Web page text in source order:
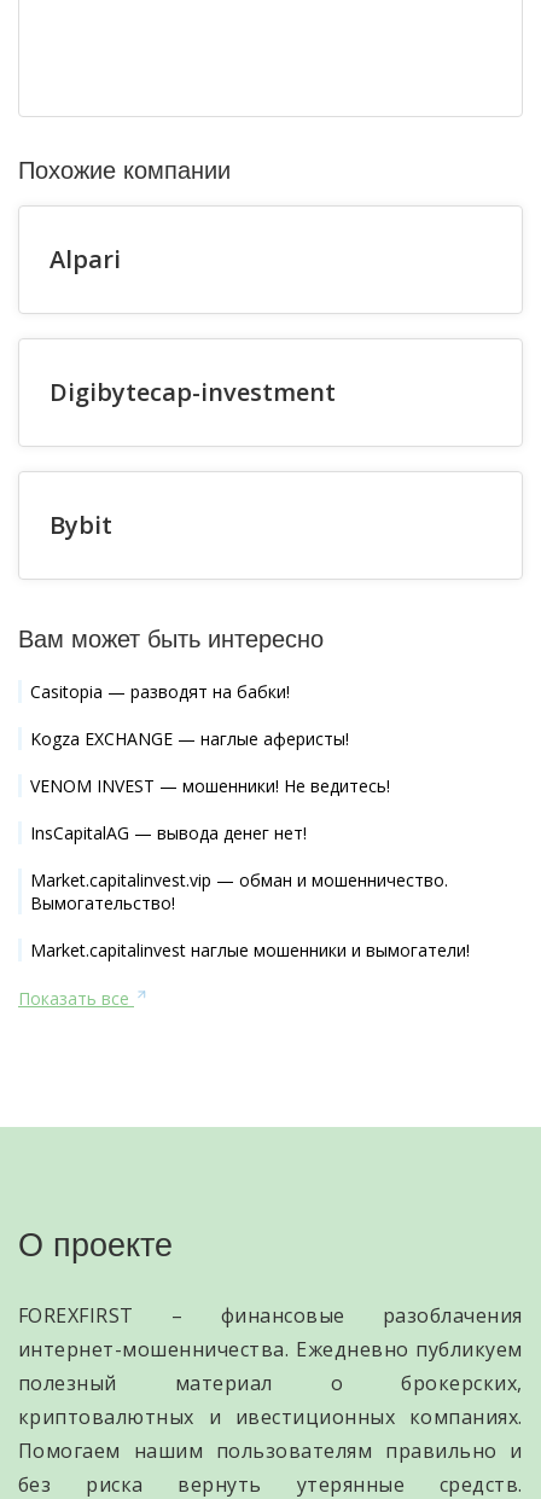
Похожие компании
Alpari
Digibytecap-investment
Bybit
Вам может быть интересно
Casitopia — разводят на бабки!
Kogza EXCHANGE — наглые аферисты!
VENOM INVEST — мошенники! Не ведитесь!
InsCapitalAG — вывода денег нет!
Market.capitalinvest.vip — обман и мошенничество.
Вымогательство!
Market.capitalinvest наглые мошенники и вымогатели!
Показать все
О проекте
FOREXFIRST – финансовые разоблачения
интернет-мошенничества. Ежедневно публикуем
полезный материал о брокерских,
криптовалютных и ивестиционных компаниях.
Помогаем нашим пользователям правильно и
без риска вернуть утерянные средств.